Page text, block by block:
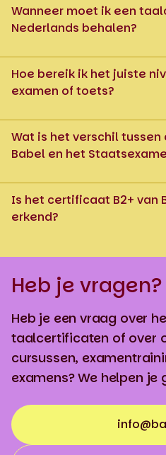
Wanneer moet ik een
Nederlands behalen?
Hoe bereik ik het juiste
examen of toets?
Wat is het verschil
Babel en het
Is het certificaat B2+ van
erkend?
Heb je vragen?
Heb je een vraag over
taalcertificaten of over
cursussen,
examens? We helpen je